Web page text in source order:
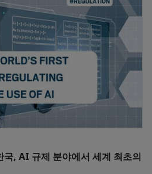
국, AI 규제 분야에서 세계 최초의